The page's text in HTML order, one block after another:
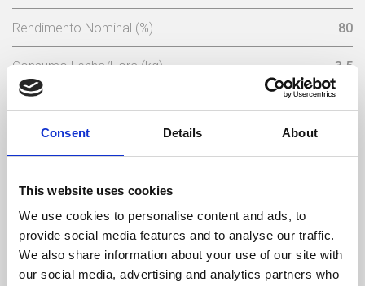
Consent Details About
This website uses cookies
We use cookies to personalise content and ads, to
provide social media features and to analyse our traffic.
We also share information about your use of our site with
our social media, advertising and analytics partners who
Rendimento Nominal (%) 80
Consumo Lenha/Hora (kg) 3,5
Diámetro da chaminé (mm)
Depressão necessária na chaminé (pa) 12